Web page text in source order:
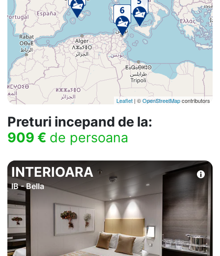
Leaflet | ©OpenStreetMapcontributors
Preturi incepand de la:
909 € de persoana
INTERIOARA
IB - Bella